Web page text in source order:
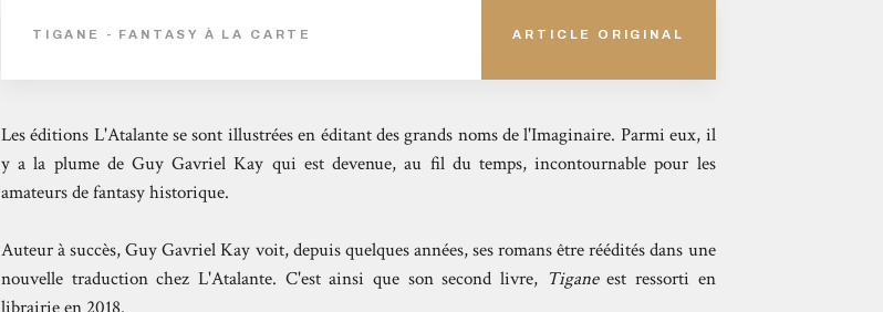
TIGANE - FANTASY À LA CARTE ARTICLE ORIGINAL
Les éditions L'Atalante se sont illustrées en éditant des grands noms de l'Imaginaire. Parmi eux, il
y a la plume de Guy Gavriel Kay qui est devenue, au fil du temps, incontournable pour les
amateurs de fantasy historique.
Auteur à succès, Guy Gavriel Kay voit, depuis quelques années, ses romans être réédités dans une
nouvelle traduction chez L'Atalante. C'est ainsi que son second livre, Tiganeest ressorti en